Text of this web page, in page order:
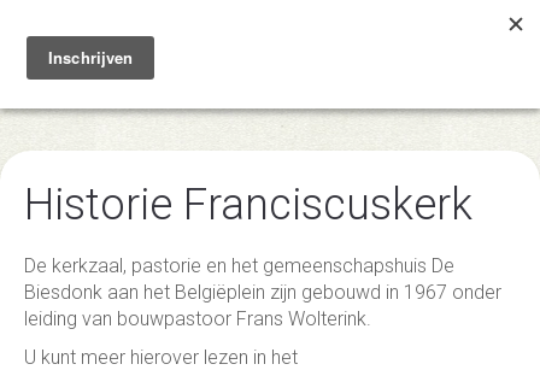
Toggle
navigation
Historie Franciscuskerk
De kerkzaal, pastorie en het gemeenschapshuis De
Biesdonk aan het Belgiëplein zijn gebouwd in 1967 onder
leiding van bouwpastoor Frans Wolterink.
U kunt meer hierover lezen in het